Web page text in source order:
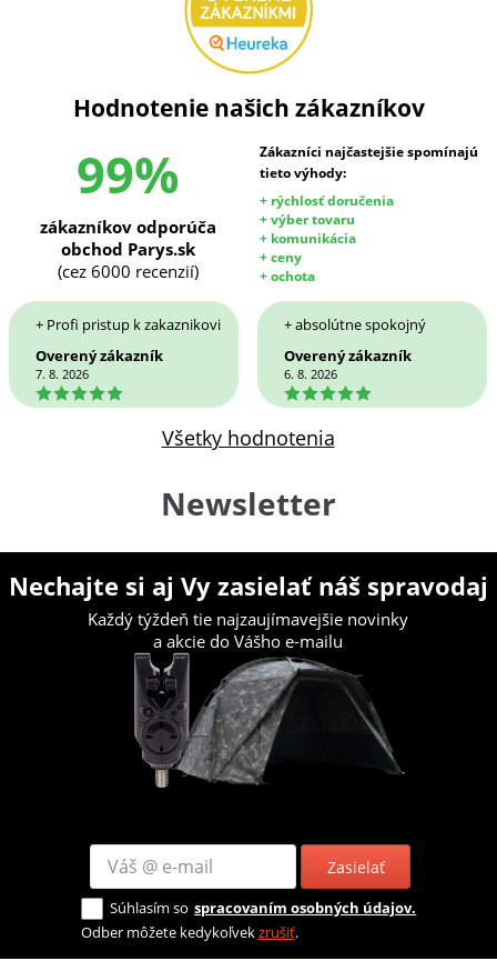
Hodnotenie našich zákazníkov
99%
Zákazníci najčastejšie spomínajú
tieto výhody:
+ rýchlosť doručenia
+ výber tovaru
+ komunikácia
+ ceny
+ ochota
zákazníkov odporúča
obchod Parys.sk
(cez 6000 recenzií)
+ Profi pristup k zakaznikovi
Overený zákazník
7. 8. 2026
5
+ absolútne spokojný
Overený zákazník
6. 8. 2026
5
Všetky hodnotenia
Newsletter
Nechajte si aj Vy zasielať náš spravodaj
Každý týždeň tie najzaujímavejšie novinky
a akcie do Vášho e-mailu
Zasielať
Súhlasím so spracovaním osobných údajov.
Odber môžete kedykoľvekzrušiť.